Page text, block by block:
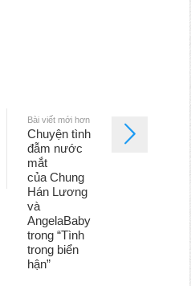
Bài viết mới hơn
Chuyện tình
đẫm nước
mắt
của Chung
Hán Lương
và
AngelaBaby
trong “Tình
trong biển
hận”